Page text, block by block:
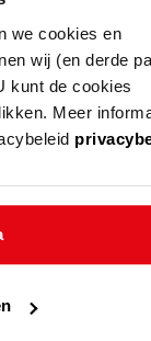
we cookies en
wij (en derde
kunt de cookies
Meer
agrarische en
agrarische
bouwen 5